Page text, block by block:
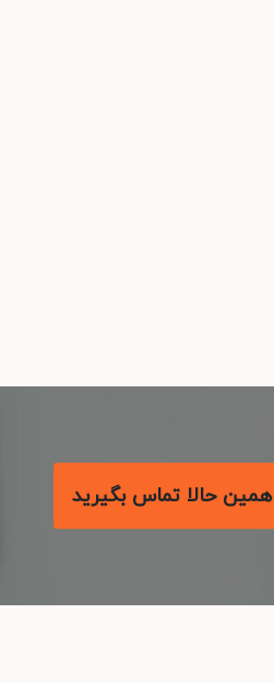
همین حالا تماس بگیرید